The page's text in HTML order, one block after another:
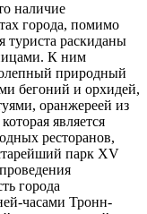
наличие
города, помимо
туриста раскиданы
К ним
природный
бегоний и орхидей,
оранжереей из
является
ресторанов,
парк XV
города
часами Тронн-